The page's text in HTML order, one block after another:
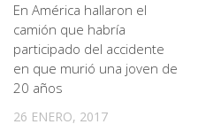
En América hallaron el
camión que habría
participado del accidente
en que murió una joven de
20 años
26 ENERO, 2017